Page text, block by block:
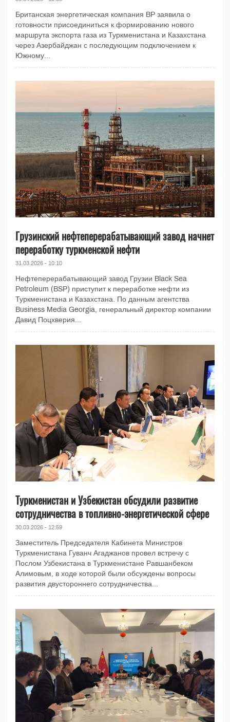
Британская энергетическая компания BP заявила о
готовности присоединиться к формированию нового
маршрута экспорта газа из Туркменистана и Казахстана
через Азербайджан с последующим подключением к
Южному...
Грузинский нефтеперерабатывающий завод начнет
переработку туркменской нефти
31.03.2026 - 10:10
Нефтеперерабатывающий завод Грузии Black Sea
Petroleum (BSP) приступит к переработке нефти из
Туркменистана и Казахстана. По данным агентства
Business Media Georgia, генеральный директор компании
Давид Поцхверия...
Туркменистан и Узбекистан обсудили развитие
сотрудничества в топливно-энергетической сфере
30.03.2026 - 12:59
Заместитель Председателя Кабинета Министров
Туркменистана Гуванч Агаджанов провел встречу с
Послом Узбекистана в Туркменистане Равшанбеком
Алимовым, в ходе которой были обсуждены вопросы
развития двустороннего сотрудничества...